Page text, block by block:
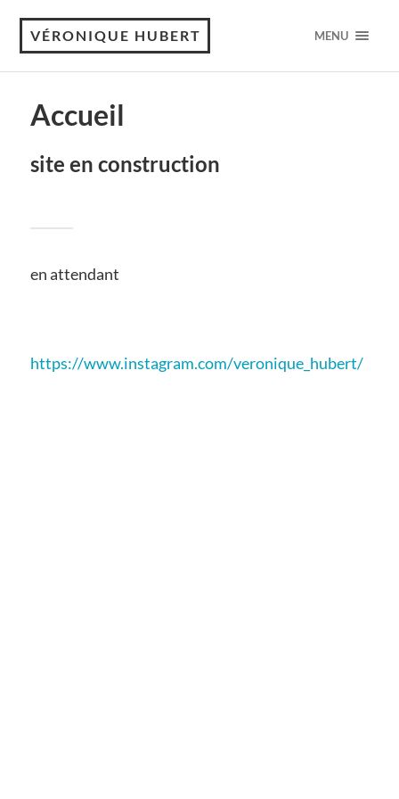
VÉRONIQUE HUBERT MENU
Accueil
site en construction
en attendant
https://www.instagram.com/veronique_hubert/